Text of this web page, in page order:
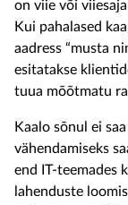
on viie või
Kui pahalased
aadress “musta
esitatakse
tuua mõõtmatu
Kaalo sõnul ei
vähendamiseks
end IT-teemades
lahenduste